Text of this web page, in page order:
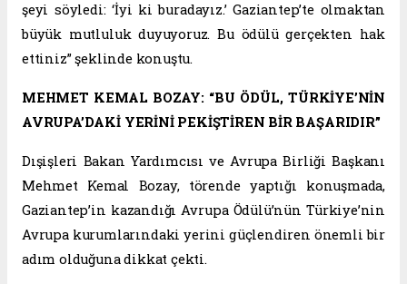
şeyi söyledi: ‘İyi ki buradayız.’ Gaziantep’te olmaktan
büyük mutluluk duyuyoruz. Bu ödülü gerçekten hak
ettiniz” şeklinde konuştu.
MEHMET KEMAL BOZAY: “BU ÖDÜL, TÜRKİYE’NİN
AVRUPA’DAKİ YERİNİ PEKİŞTİREN BİR BAŞARIDIR”
Dışişleri Bakan Yardımcısı ve Avrupa Birliği Başkanı
Mehmet Kemal Bozay, törende yaptığı konuşmada,
Gaziantep’in kazandığı Avrupa Ödülü’nün Türkiye’nin
Avrupa kurumlarındaki yerini güçlendiren önemli bir
adım olduğuna dikkat çekti.